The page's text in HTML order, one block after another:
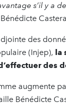
s’il y a
des
(Injep), la
des
augmente
Bénédicte